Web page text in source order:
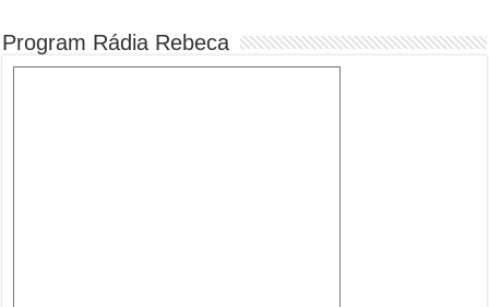
Program Rádia Rebeca